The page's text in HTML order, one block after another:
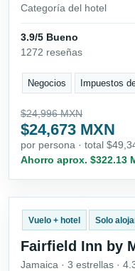
Categoría del hotel
3.9/5 Bueno
1272 reseñas
Negocios Impuestos
$24,996 MXN
$24,673 MXN
por persona · total
Ahorro aprox. $322.13
Vuelo + hotel Solo
Fairfield Inn by
Jamaica · 3 estrellas ·